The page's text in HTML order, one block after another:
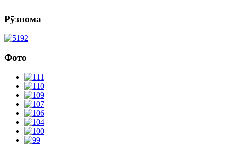
Рӯзнома
Фото